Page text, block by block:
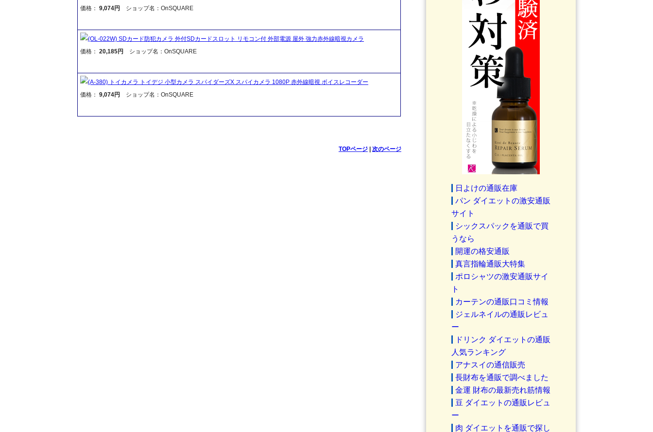
価格： 9,074円 ショップ名：OnSQUARE
(OL-022W) SDカード防犯カメラ 外付SDカードスロット リモコン付 外部電源 屋外 強力赤外線暗視カメラ
価格： 20,185円 ショップ名：OnSQUARE
(A-380) トイカメラ トイデジ 小型カメラ スパイダーズX スパイカメラ 1080P 赤外線暗視 ボイスレコーダー
価格： 9,074円 ショップ名：OnSQUARE
TOPページ| 次のページ
日よけの通販在庫
パン ダイエットの激安通販
サイト
シックスパックを通販で買
うなら
開運の格安通販
真言指輪通販大特集
ポロシャツの激安通販サイ
ト
カーテンの通販口コミ情報
ジェルネイルの通販レビュ
ー
ドリンク ダイエットの通販
人気ランキング
アナスイの通信販売
長財布を通販で調べました
金運 財布の最新売れ筋情報
豆 ダイエットの通販レビュ
ー
肉 ダイエットを通販で探し